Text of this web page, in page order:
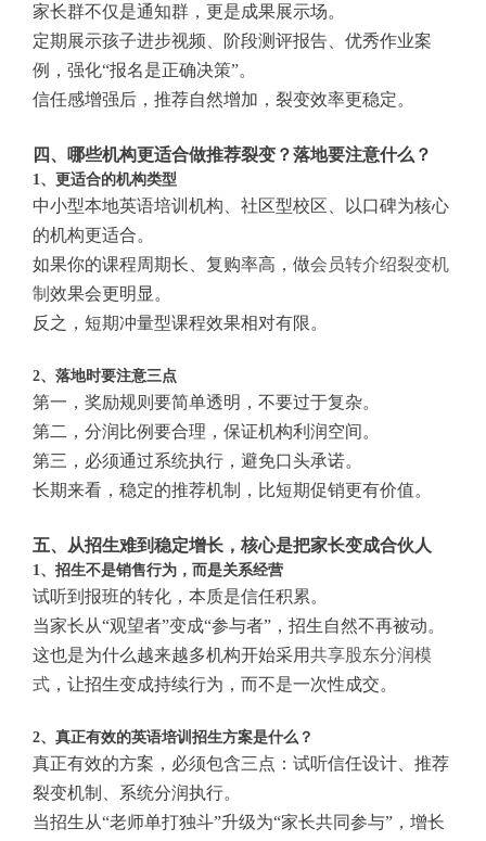
家长群不仅是通知群，更是成果展示场。
定期展示孩子进步视频、阶段测评报告、优秀作业案
例，强化“报名是正确决策”。
信任感增强后，推荐自然增加，裂变效率更稳定。
四、哪些机构更适合做推荐裂变？落地要注意什么？
1、更适合的机构类型
中小型本地英语培训机构、社区型校区、以口碑为核心
的机构更适合。
如果你的课程周期长、复购率高，做会员转介绍裂变机
制 效果会更明显。
反之，短期冲量型课程效果相对有限。
2、落地时要注意三点
第一，奖励规则要简单透明，不要过于复杂。
第二，分润比例要合理，保证机构利润空间。
第三，必须通过系统执行，避免口头承诺。
长期来看，稳定的推荐机制，比短期促销更有价值。
五、从招生难到稳定增长，核心是把家长变成合伙人
1、招生不是销售行为，而是关系经营
试听到报班的转化，本质是信任积累。
当家长从“观望者”变成“参与者”，招生自然不再被动。
这也是为什么越来越多机构开始采用共享股东分润模
式 ，让招生变成持续行为，而不是一次性成交。
2、真正有效的英语培训招生方案是什么？
真正有效的方案，必须包含三点：试听信任设计、推荐
裂变机制、系统分润执行。
当招生从“老师单打独斗”升级为“家长共同参与”，增长